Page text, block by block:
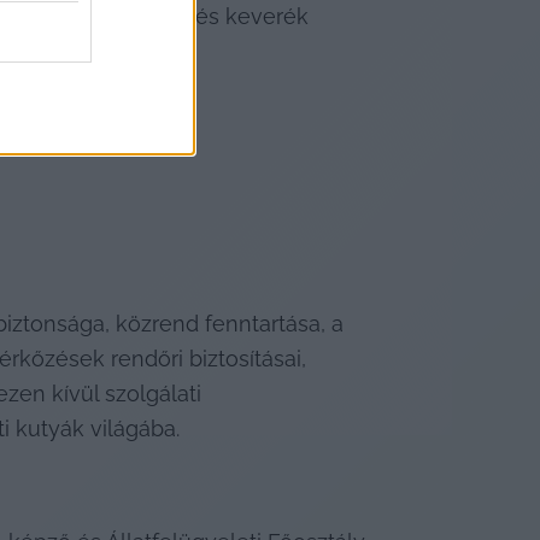
malinois és keverék
közrend fenntartása, a
rendőri biztosításai,
kívül szolgálati
kutyák világába.